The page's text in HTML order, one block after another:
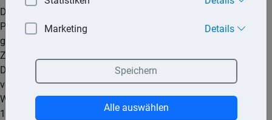
Die Waren bzw. Dienstleistungen sind zunächst mit dem
Preis zu beziffern, der von Endabnehmern dieser Waren
gewöhnlich gezahlt wird. Entscheidend ist der Preis in dem
Zeitpunkt, in dem der Vorteil dem Arbeitnehmer zufließt.
Danach kann ein Bewertungsabschlag von 4 %
vorgenommen werden. Steuerfrei sind die
Waren/Dienstleistungen dann bis zu einem Betrag von
1.080,– € im Jahr.
Marketing Details
Speichern
Alle auswählen